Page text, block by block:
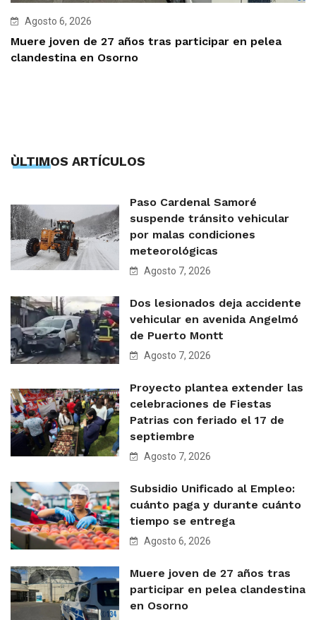
Agosto 6, 2026
Muere joven de 27 años tras participar en pelea
clandestina en Osorno
ÙLTIMOS ARTÍCULOS
Paso Cardenal Samoré
suspende tránsito vehicular
por malas condiciones
meteorológicas
Agosto 7, 2026
Dos lesionados deja accidente
vehicular en avenida Angelmó
de Puerto Montt
Agosto 7, 2026
Proyecto plantea extender las
celebraciones de Fiestas
Patrias con feriado el 17 de
septiembre
Agosto 7, 2026
Subsidio Unificado al Empleo:
cuánto paga y durante cuánto
tiempo se entrega
Agosto 6, 2026
Muere joven de 27 años tras
participar en pelea clandestina
en Osorno